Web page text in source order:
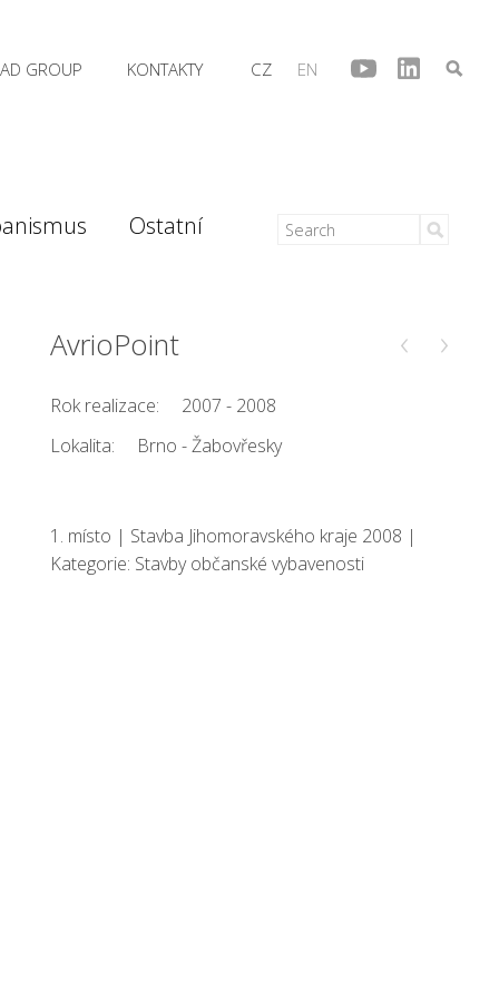
CZ EN
AD GROUP KONTAKTY
Ostatní
‹ ›
AvrioPoint
Rok realizace:
2007 - 2008
Lokalita:
Brno - Žabovřesky
1. místo | Stavba Jihomoravského kraje 2008 |
Kategorie: Stavby občanské vybavenosti